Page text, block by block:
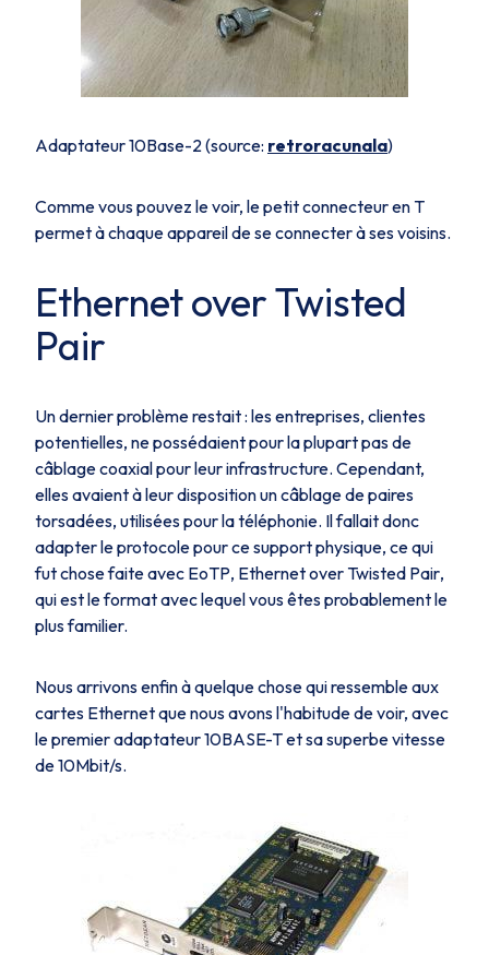
Adaptateur 10Base-2 (source: retroracunala)
Comme vous pouvez le voir, le petit connecteur en T
permet à chaque appareil de se connecter à ses voisins.
Ethernet over Twisted
Pair
Un dernier problème restait : les entreprises, clientes
potentielles, ne possédaient pour la plupart pas de
câblage coaxial pour leur infrastructure. Cependant,
elles avaient à leur disposition un câblage de paires
torsadées, utilisées pour la téléphonie. Il fallait donc
adapter le protocole pour ce support physique, ce qui
fut chose faite avec EoTP, Ethernet over Twisted Pair,
qui est le format avec lequel vous êtes probablement le
plus familier.
Nous arrivons enfin à quelque chose qui ressemble aux
cartes Ethernet que nous avons l'habitude de voir, avec
le premier adaptateur10BASE-Tet sa superbe vitesse
de 10Mbit/s.